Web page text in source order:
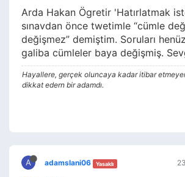
Arda Hakan Ögretir 'Hatırlatmak
sınavdan önce twetimle “cümle
değişmez” demiştim. Soruları
galiba cümleler baya değişmiş.
Hayallere, gerçek oluncaya kadar itibar
dikkat edern bir adamdı.
A adamslani06 Yasaklı